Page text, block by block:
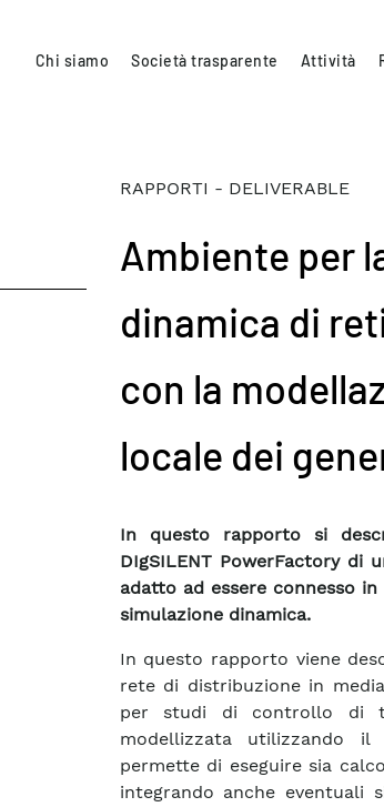
Chi siamo Società trasparente Attività
RAPPORTI - DELIVERABLE
Ambiente per
dinamica di
con la
locale dei
In questo rapporto si
DIgSILENT PowerFactory di
adatto ad essere connesso
simulazione dinamica.
In questo rapporto viene
rete di distribuzione in
per studi di controllo di
modellizzata utilizzando il
permette di eseguire sia
integrando anche